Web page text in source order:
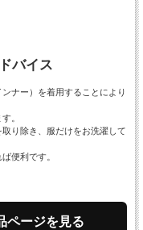
バイス
ナー）を着用することにより
。
り除き、服だけをお洗濯して
便利です。
ページを見る